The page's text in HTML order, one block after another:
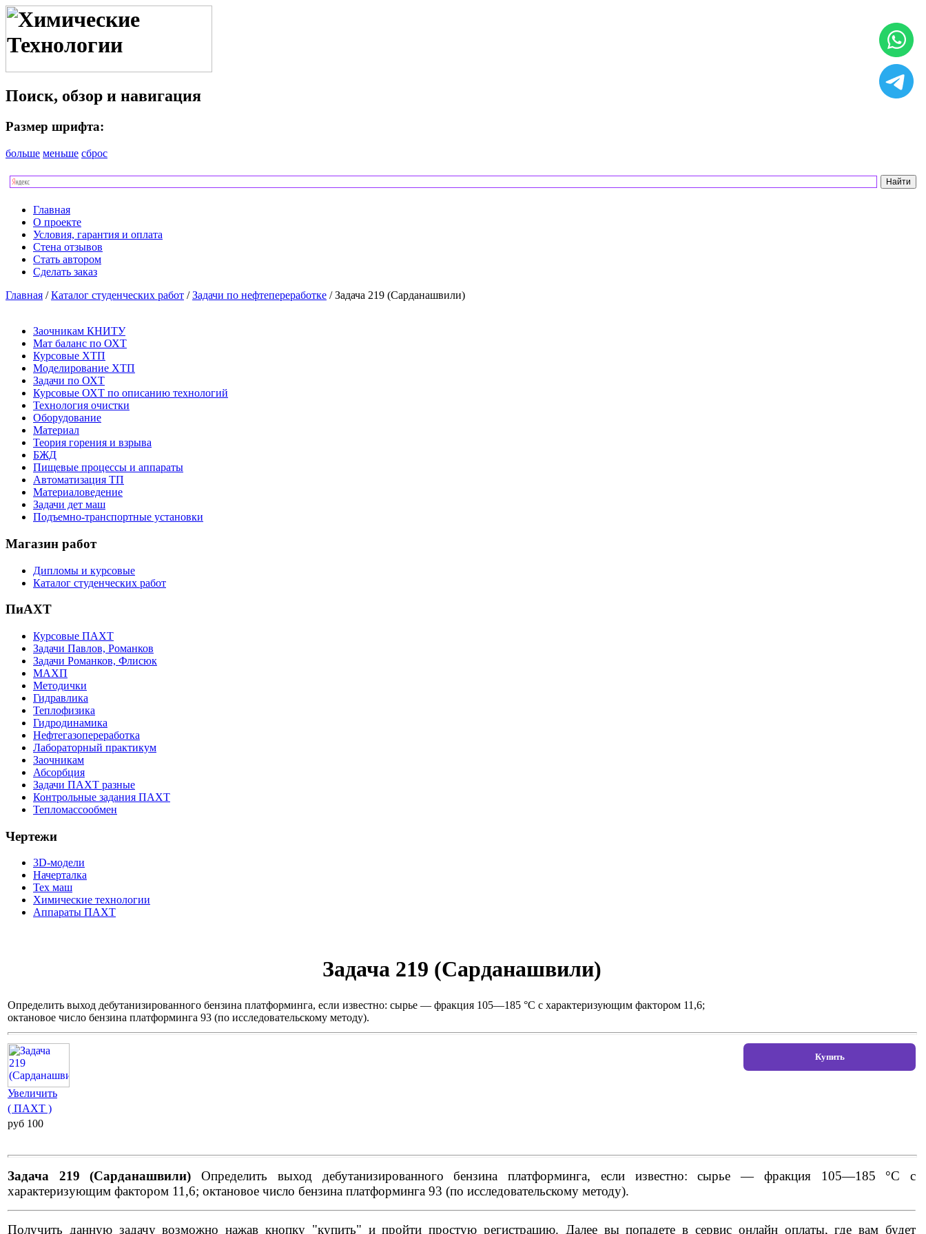
Поиск, обзор и навигация
Размер шрифта:
больше меньше сброс
Главная
О проекте
Условия, гарантия и оплата
Стена отзывов
Стать автором
Сделать заказ
Главная /Каталог студенческих работ /Задачи по нефтепереработке / Задача 219 (Сарданашвили)
Заочникам КНИТУ
Мат баланс по ОХТ
Курсовые ХТП
Моделирование ХТП
Задачи по ОХТ
Курсовые ОХТ по описанию технологий
Технология очистки
Оборудование
Материал
Теория горения и взрыва
БЖД
Пищевые процессы и аппараты
Автоматизация ТП
Материаловедение
Задачи дет маш
Подъемно-транспортные установки
Магазин работ
Дипломы и курсовые
Каталог студенческих работ
ПиАХТ
Курсовые ПАХТ
Задачи Павлов, Романков
Задачи Романков, Флисюк
МАХП
Методички
Гидравлика
Теплофизика
Гидродинамика
Нефтегазопереработка
Лабораторный практикум
Заочникам
Абсорбция
Задачи ПАХТ разные
Контрольные задания ПАХТ
Тепломассообмен
Чертежи
3D-модели
Начерталка
Тех маш
Химические технологии
Аппараты ПАХТ
Задача 219 (Сарданашвили)
Определить выход дебутанизированного бензина платформинга, если известно: сырье — фракция 105—185 °С с характеризующим фактором 11,6;
октановое число бензина платформинга 93 (по исследовательскому методу).
Увеличить
( ПАХТ )
pуб 100
Задача 219 (Сарданашвили) Определить выход дебутанизированного бензина платформинга, если известно: сырье — фракция 105—185 °С с
характеризующим фактором 11,6; октановое число бензина платформинга 93 (по исследовательскому методу).
Получить данную задачу возможно нажав кнопку "купить" и пройти простую регистрацию. Далее вы попадете в сервис онлайн оплаты, где вам будет